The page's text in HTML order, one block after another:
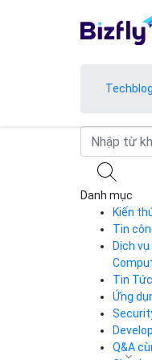
Techblog
Danh mục
Kiến
Tin
Dịch vụ
Cloud
CDN
Load
Auto
Tin Tức
Ứng
Q&A